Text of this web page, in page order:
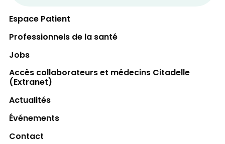
Espace Patient
Professionnels de la santé
Jobs
Accès collaborateurs et médecins Citadelle
(Extranet)
Actualités
Événements
Contact